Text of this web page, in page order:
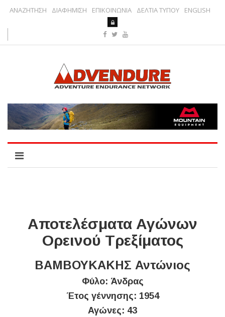
ΑΝΑΖΗΤΗΣΗ ΔΙΑΦΗΜΙΣΗ ΕΠΙΚΟΙΝΩΝΙΑ ΔΕΛΤΙΑ ΤΥΠΟΥ ENGLISH
Αποτελέσματα Αγώνων
Ορεινού Τρεξίματος
ΒΑΜΒΟΥΚΑΚΗΣ Αντώνιος
Φύλο: Άνδρας
Έτος γέννησης: 1954
Αγώνες: 43